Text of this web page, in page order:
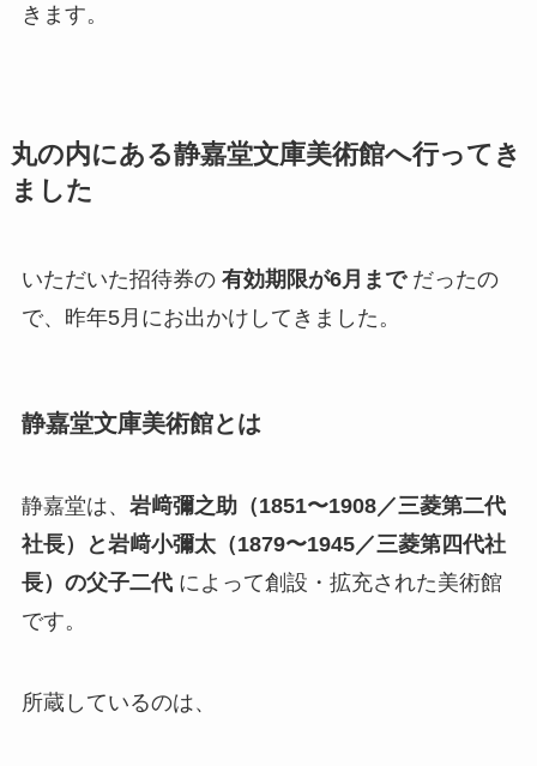
きます。
丸の内にある静嘉堂文庫美術館へ行ってき
ました
いただいた招待券の 有効期限が6月までだったの
で、昨年5月にお出かけしてきました。
静嘉堂文庫美術館とは
静嘉堂は、 岩﨑彌之助（1851〜1908／三菱第二代
社長）と岩﨑小彌太（1879〜1945／三菱第四代社
長）の父子二代によって創設・拡充された美術館
です。
所蔵しているのは、